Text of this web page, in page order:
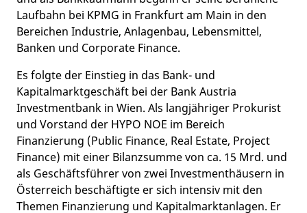
Laufbahn bei KPMG in Frankfurt am Main in den
Bereichen Industrie, Anlagenbau, Lebensmittel,
Banken und Corporate Finance.
Es folgte der Einstieg in das Bank- und
Kapitalmarktgeschäft bei der Bank Austria
Investmentbank in Wien. Als langjähriger Prokurist
und Vorstand der HYPO NOE im Bereich
Finanzierung (Public Finance, Real Estate, Project
Finance) mit einer Bilanzsumme von ca. 15 Mrd. und
als Geschäftsführer von zwei Investmenthäusern in
Österreich beschäftigte er sich intensiv mit den
Themen Finanzierung und Kapitalmarktanlagen. Er